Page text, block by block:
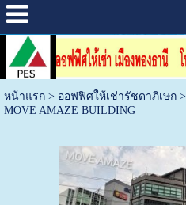
หน้าแรก> ออฟฟิศให้เช่ารัชดาภิเษก>
MOVE AMAZE BUILDING